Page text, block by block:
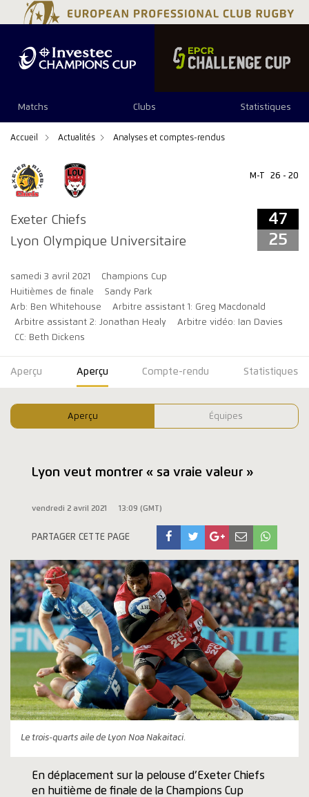
Matchs Clubs Statistiques
Accueil Actualités Analyses et comptes-rendus
Exeter Chiefs
Lyon Olympique Universitaire
M-T 26 - 20
47
25
samedi 3 avril 2021
Champions Cup
Huitièmes de finale
Sandy Park
Arb: Ben Whitehouse
Arbitre assistant 1: Greg Macdonald
Arbitre assistant 2: Jonathan Healy
Arbitre vidéo: Ian Davies
CC: Beth Dickens
47 25
Aperçu Aperçu Compte-rendu Statistiques
Aperçu Équipes
Lyon veut montrer « sa vraie valeur »
vendredi 2 avril 2021 13:09 (GMT)
PARTAGER CETTE PAGE
Le trois-quarts aile de Lyon Noa Nakaitaci.
En déplacement sur la pelouse d’Exeter Chiefs
en huitième de finale de la Champions Cup